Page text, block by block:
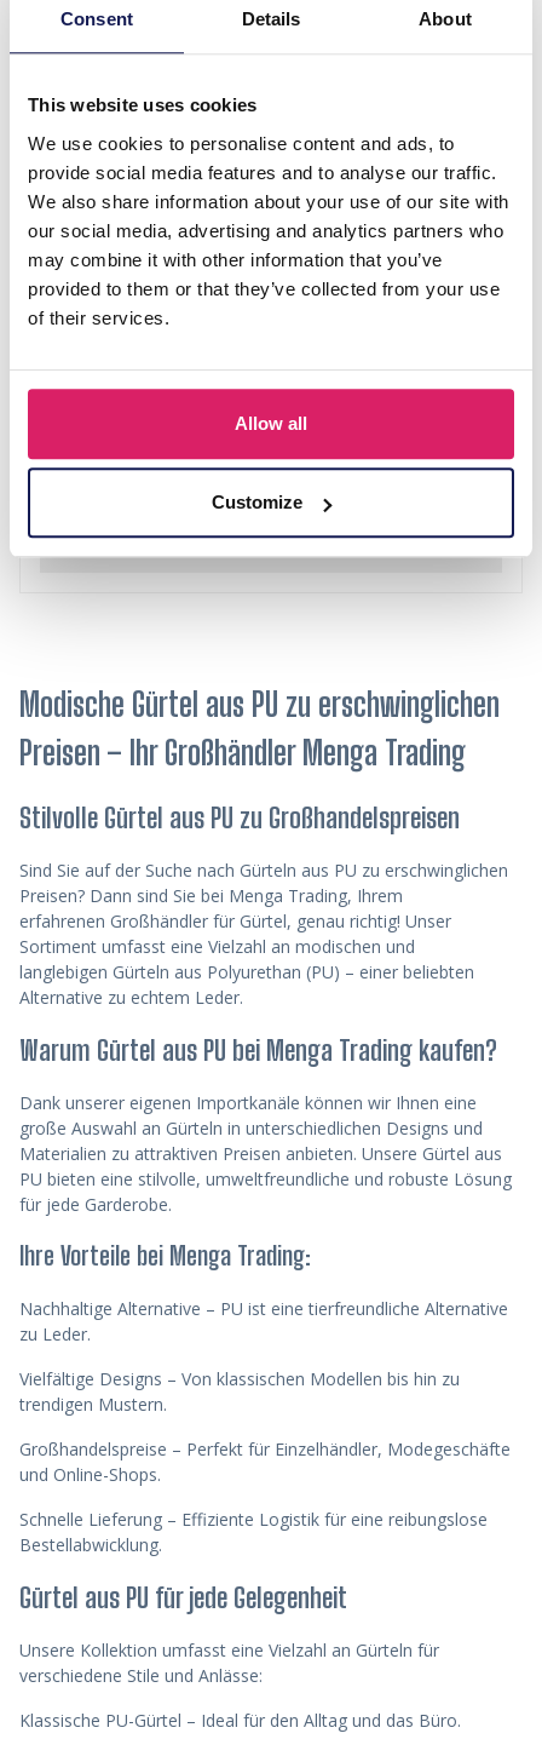
Consent Details About
This website uses cookies
We use cookies to personalise content and ads, to
provide social media features and to analyse our traffic.
We also share information about your use of our site with
our social media, advertising and analytics partners who
may combine it with other information that you’ve
provided to them or that they’ve collected from your use
of their services.
Allow all
Customize
Login für Preise
Modische Gürtel aus PU zu erschwinglichen
Preisen – Ihr Großhändler Menga Trading
Stilvolle Gürtel aus PU zu Großhandelspreisen
Sind Sie auf der Suche nach Gürteln aus PU zu erschwinglichen
Preisen? Dann sind Sie bei Menga Trading, Ihrem
erfahrenen Großhändler für Gürtel, genau richtig! Unser
Sortiment umfasst eine Vielzahl an modischen und
langlebigen Gürteln aus Polyurethan (PU) – einer beliebten
Alternative zu echtem Leder.
Warum Gürtel aus PU bei Menga Trading kaufen?
Dank unserer eigenen Importkanäle können wir Ihnen eine
große Auswahl an Gürteln in unterschiedlichen Designs und
Materialien zu attraktiven Preisen anbieten. Unsere Gürtel aus
PU bieten eine stilvolle, umweltfreundliche und robuste Lösung
für jede Garderobe.
Ihre Vorteile bei Menga Trading:
Nachhaltige Alternative – PU ist eine tierfreundliche Alternative
zu Leder.
Vielfältige Designs – Von klassischen Modellen bis hin zu
trendigen Mustern.
Großhandelspreise – Perfekt für Einzelhändler, Modegeschäfte
und Online-Shops.
Schnelle Lieferung – Effiziente Logistik für eine reibungslose
Bestellabwicklung.
Gürtel aus PU für jede Gelegenheit
Unsere Kollektion umfasst eine Vielzahl an Gürteln für
verschiedene Stile und Anlässe:
Klassische PU-Gürtel – Ideal für den Alltag und das Büro.